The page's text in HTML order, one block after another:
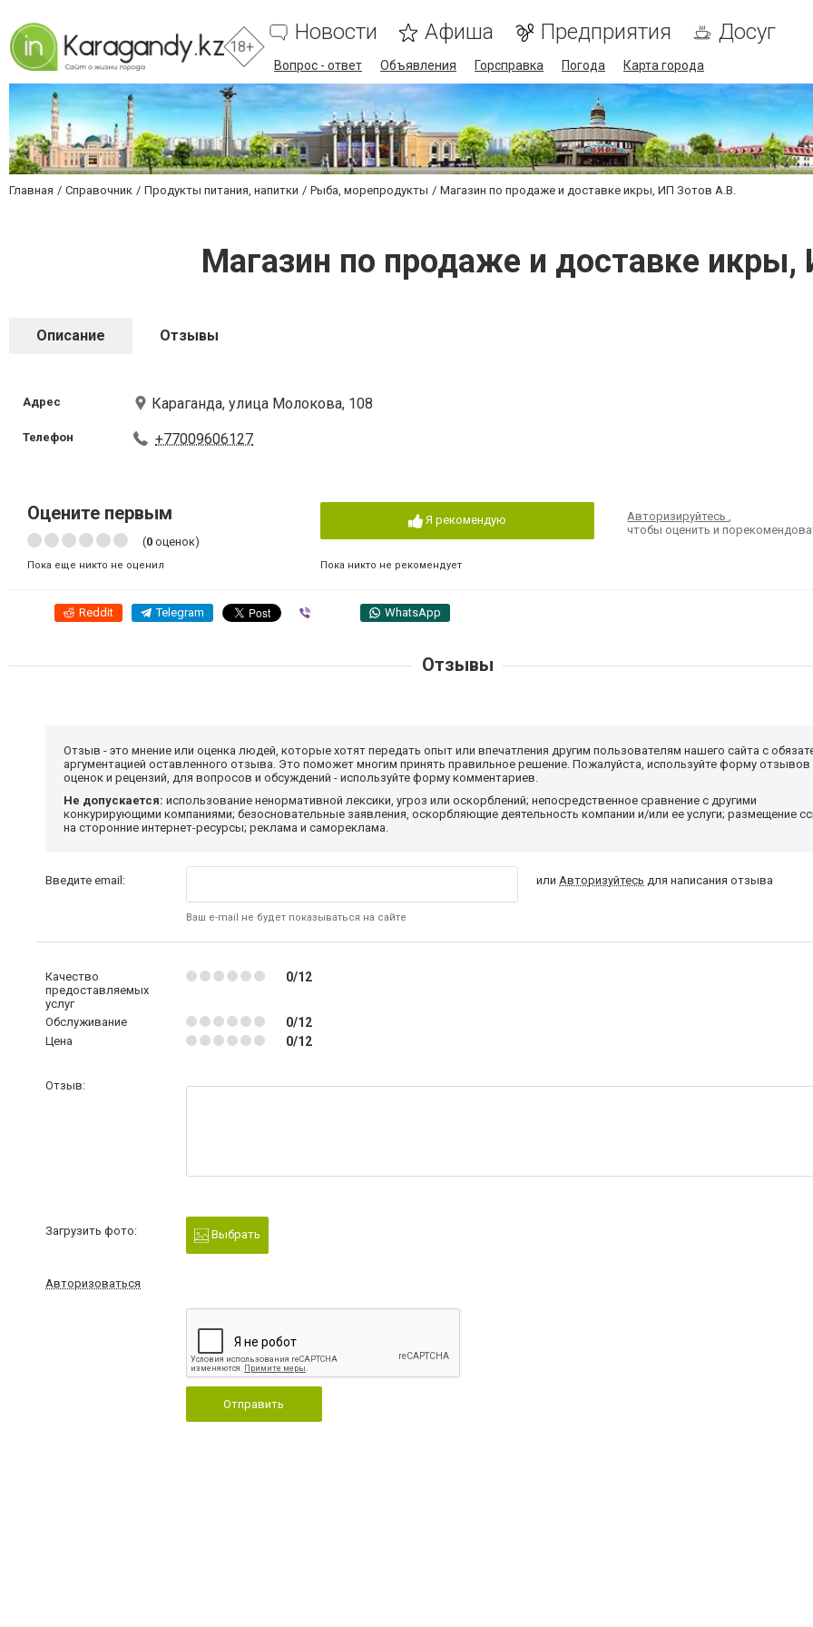
18+
Новости Афиша Предприятия Досуг
Вопрос - ответ Объявления Горсправка Погода Карта города
Главная Справочник Продукты питания, напитки Рыба, морепродукты Магазин по продаже и доставке икры, ИП Зотов А.В.
Магазин по продаже и доставке
Описание Отзывы
Адрес Караганда, улица Молокова, 108
Телефон +77009606127
Оцените первым
(0 оценок)
Пока еще никто не оценил
Я рекомендую
Пока никто не рекомендует
Авторизируйтесь,
чтобы оценить и
Reddit Telegram WhatsApp
Отзывы
Отзыв - это мнение или оценка людей, которые хотят передать опыт или впечатления другим пользователям нашего сайта с
аргументацией оставленного отзыва. Это поможет многим принять правильное решение. Пожалуйста, используйте форму отзывов
оценок и рецензий, для вопросов и обсуждений - используйте форму комментариев.
Не допускается: использование ненормативной лексики, угроз или оскорблений; непосредственное сравнение с другими
конкурирующими компаниями; безосновательные заявления, оскорбляющие деятельность компании и/или ее услуги; размещение
на сторонние интернет-ресурсы; реклама и самореклама.
Введите email:
Ваш e-mail не будет показываться на сайте
илиАвторизуйтесь для написания отзыва
Качество
предоставляемых
услуг
0/12
Обслуживание 0/12
Цена 0/12
Отзыв:
Загрузить фото: Выбрать
Авторизоваться
Отправить